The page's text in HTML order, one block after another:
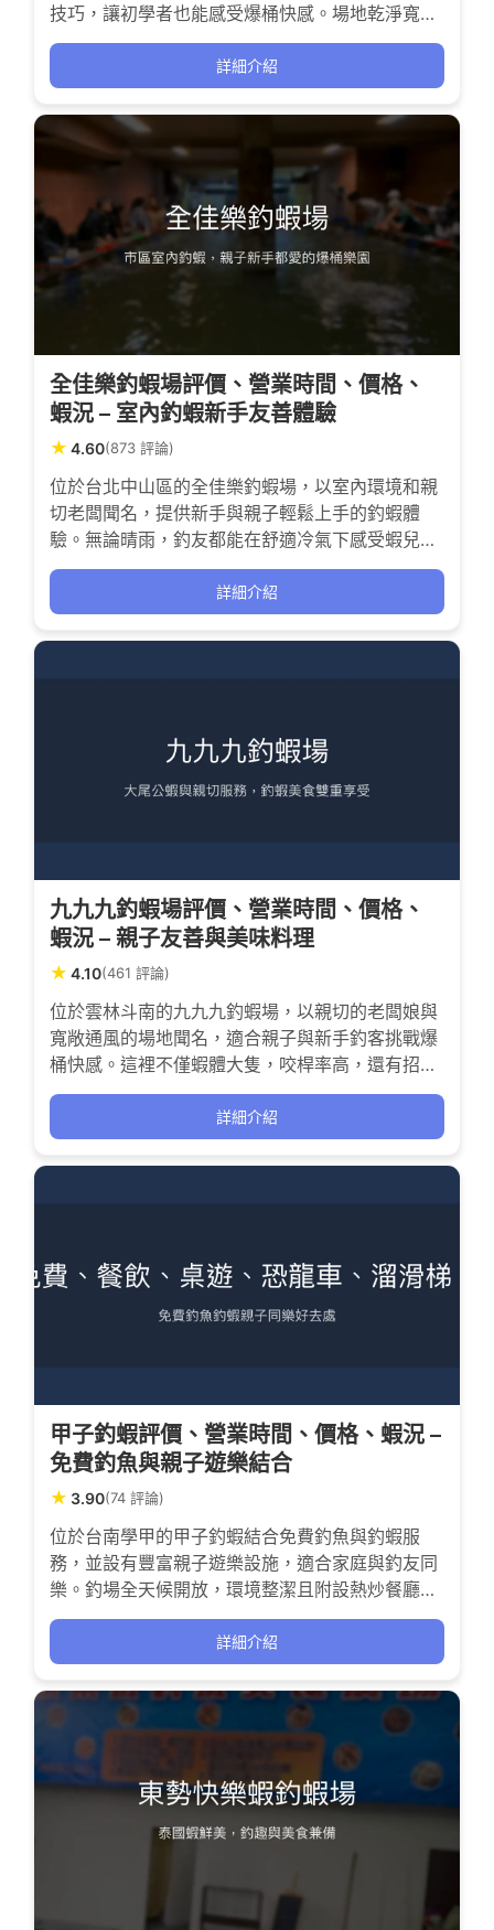
技巧，讓初學者也能感受爆桶快感。場地乾淨寬
敞，餐點美味且價格合理，是家庭與釣友放鬆挑戰
詳細介紹
全佳樂釣蝦場評價、營業時間、價格、
蝦況 – 室內釣蝦新手友善體驗
★ 4.60(873 評論)
位於台北中山區的全佳樂釣蝦場，以室內環境和親
切老闆聞名，提供新手與親子輕鬆上手的釣蝦體
驗。無論晴雨，釣友都能在舒適冷氣下感受蝦兒咬
鉤的刺激，釣獲後還能享用老闆現烤的鮮美鹽燒
蝦，讓每次垂釣都充滿成就感與樂趣。
詳細介紹
九九九釣蝦場評價、營業時間、價格、
蝦況 – 親子友善與美味料理
★ 4.10(461 評論)
位於雲林斗南的九九九釣蝦場，以親切的老闆娘與
寬敞通風的場地聞名，適合親子與新手釣客挑戰爆
桶快感。這裡不僅蝦體大隻，咬桿率高，還有招牌
滷蝦與胡椒蝦等美味料理，讓釣獲與味蕾同時滿
足，成為休閒釣蝦的好去處。
詳細介紹
甲子釣蝦評價、營業時間、價格、蝦況 –
免費釣魚與親子遊樂結合
★ 3.90(74 評論)
位於台南學甲的甲子釣蝦結合免費釣魚與釣蝦服
務，並設有豐富親子遊樂設施，適合家庭與釣友同
樂。釣場全天候開放，環境整潔且附設熱炒餐廳，
讓釣友在享受釣趣的同時，也能品嚐美味佳餚，無
論是新手還是親子家庭，都能在此感受釣蝦的刺激
與樂趣。
詳細介紹